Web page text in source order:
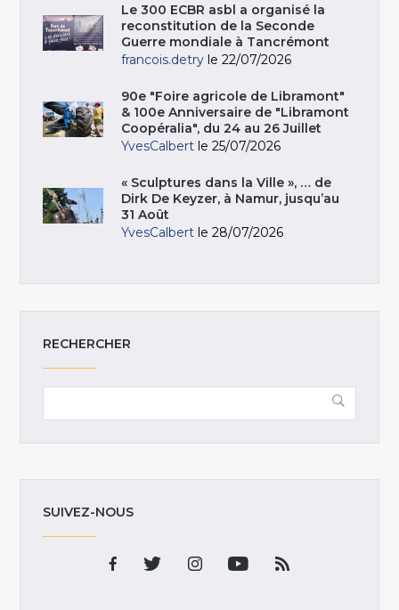
Le 300 ECBR asbl a organisé la
reconstitution de la Seconde
Guerre mondiale à Tancrémont
francois.detry le 22/07/2026
90e "Foire agricole de Libramont"
& 100e Anniversaire de "Libramont
Coopéralia", du 24 au 26 Juillet
YvesCalbert le 25/07/2026
« Sculptures dans la Ville », … de
Dirk De Keyzer, à Namur, jusqu’au
31 Août
YvesCalbert le 28/07/2026
RECHERCHER
SUIVEZ-NOUS